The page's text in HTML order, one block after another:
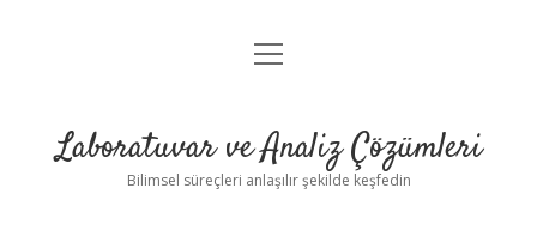
Anasayfa
Yasal Uyarı
menüyü
Laboratuvar ve Analiz Çözümleri
Bilimsel süreçleri anlaşılır şekilde keşfedin